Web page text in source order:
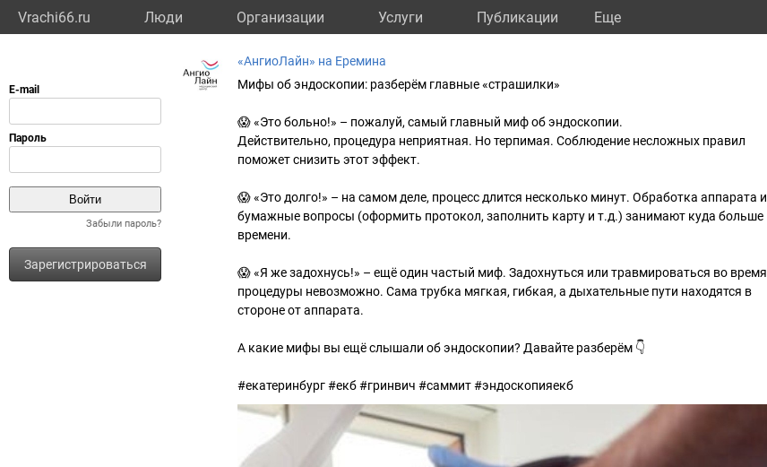
Vrachi66.ru Люди Организации Услуги Публикации Eще
Забыли пароль?
Зарегистрироваться
«АнгиоЛайн» на Еремина
Мифы об эндоскопии: разберём главные «страшилки»
😱 «Это больно!» – пожалуй, самый главный миф об эндоскопии.
Действительно, процедура неприятная. Но терпимая. Соблюдение несложных правил
поможет снизить этот эффект.
😱 «Это долго!» – на самом деле, процесс длится несколько минут. Обработка аппарата и
бумажные вопросы (оформить протокол, заполнить карту и т.д.) занимают куда больше
времени.
😱 «Я же задохнусь!» – ещё один частый миф. Задохнуться или травмироваться во время
процедуры невозможно. Сама трубка мягкая, гибкая, а дыхательные пути находятся в
стороне от аппарата.
А какие мифы вы ещё слышали об эндоскопии? Давайте разберём 👇
#екатеринбург #екб #гринвич #саммит #эндоскопияекб